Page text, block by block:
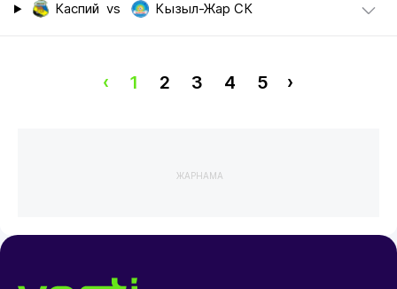
Каспий vs Кызыл-Жар СК
‹ 1 2 3 4 5 ›
ЖАРНАМА